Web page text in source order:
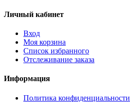
Личный кабинет
Вход
Моя корзина
Список избранного
Отслеживание заказа
Информация
Политика конфиденциальности